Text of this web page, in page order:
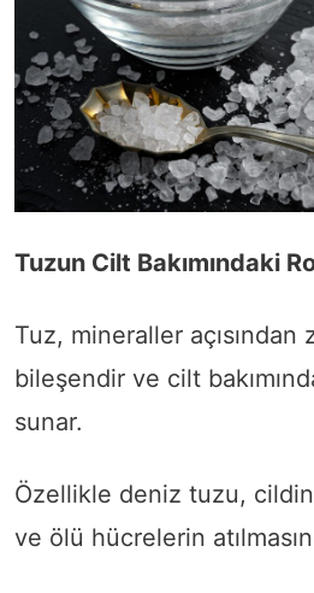
Tuzun Cilt Bakımındaki
Tuz, mineraller
bileşendir ve cilt
sunar.
Özellikle deniz tuzu,
ve ölü hücrelerin